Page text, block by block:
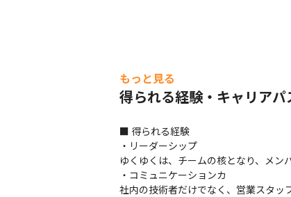
もっと見る
得られる経験・キャリアパ
■ 得られる経験
・リーダーシップ
ゆくゆくは、チームの核となり、メン
・コミュニケーションカ
社内の技術者だけでなく、営業スタッ